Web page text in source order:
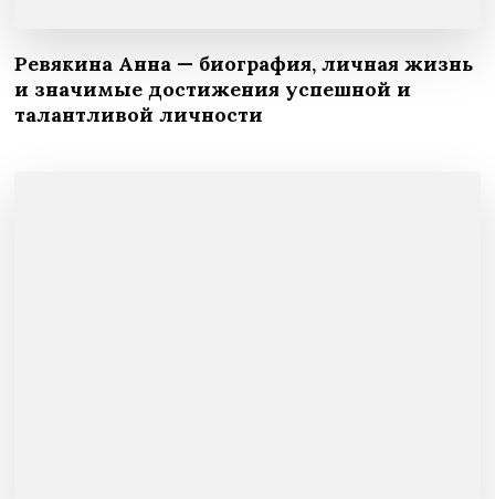
Ревякина Анна — биография, личная жизнь
и значимые достижения успешной и
талантливой личности